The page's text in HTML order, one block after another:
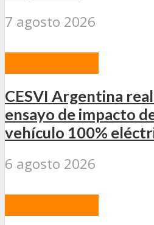
7 agosto 2026
CESVI Argentina
ensayo de impacto
vehículo 100%
6 agosto 2026